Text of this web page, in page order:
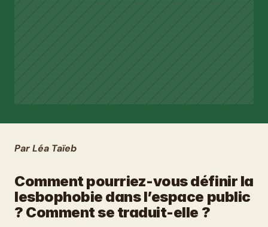
Par Léa Taïeb
Comment pourriez-vous définir la
lesbophobie dans l’espace public
? Comment se traduit-elle ?